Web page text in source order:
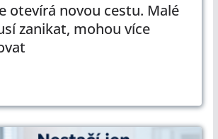
otevírá novou cestu. Malé
zanikat, mohou více